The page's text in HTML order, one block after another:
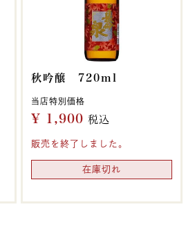
秋吟醸 720ml
当店特別価格
¥ 1,900 税込
販売を終了しました。
在庫切れ